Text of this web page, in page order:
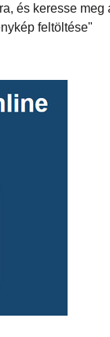
és keresse meg
feltöltése"